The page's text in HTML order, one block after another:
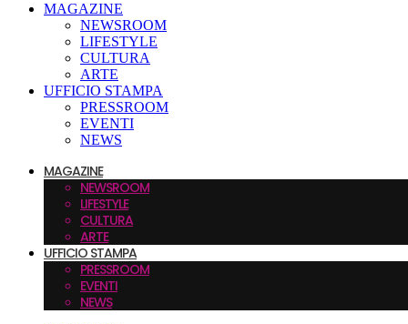
MAGAZINE
NEWSROOM
LIFESTYLE
CULTURA
ARTE
UFFICIO STAMPA
PRESSROOM
EVENTI
NEWS
MAGAZINE
NEWSROOM
LIFESTYLE
CULTURA
ARTE
UFFICIO STAMPA
PRESSROOM
EVENTI
NEWS